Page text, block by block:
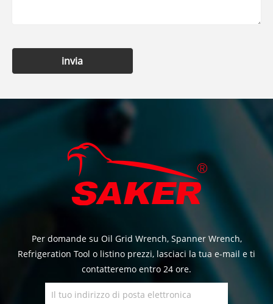
invia
Per domande su Oil Grid Wrench, Spanner Wrench,
Refrigeration Tool o listino prezzi, lasciaci la tua e-mail e ti
contatteremo entro 24 ore.